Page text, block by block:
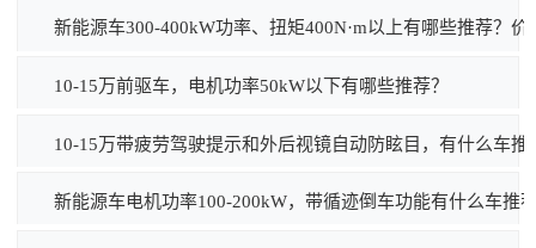
新能源车300-400kW功率、扭矩400N·m以上有哪些推荐？价
10-15万前驱车，电机功率50kW以下有哪些推荐？
10-15万带疲劳驾驶提示和外后视镜自动防眩目，有什么车推
新能源车电机功率100-200kW，带循迹倒车功能有什么车推